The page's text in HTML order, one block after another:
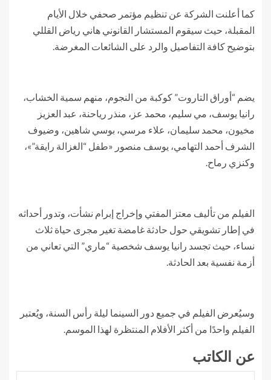
كما أعلنت الشركة عن تنظيم مؤتمر صحفي خلال الأيام
المقبلة، حيث سيقوم المستشار القانوني هاني رياض القللي
بتوضيح كافة التفاصيل والرد على الشائعات المغرضة.
يضم “أوراق التاروت” كوكبة من النجوم، منهم سمية الخشاب،
رانيا يوسف، مي سليم، محمد عز، منذر رياحنة، عبد العزيز
مخيون، محمد سليمان، علاء مرسي، بوسي شاهين، وضيوف
الشرف أحمد التهامي، يوسف منصور «طفل “الغزالة رايقة”»،
وكنزي رماح.
الفيلم من تأليف معتز المفتي وإخراج إبرام نشأت، وتدور أحداثه
في إطار تشويقي حول حادثة غامضة تغير مجرى حياة ثلاث
نساء، حيث تجسد رانيا يوسف شخصية “ماري” التي تعاني من
أزمة نفسية بعد الحادثة.
وسيُعرض الفيلم في جميع دور السينما ليلة رأس السنة، ويُعتبر
الفيلم واحدًا من أكثر الأفلام المنتظرة لهذا الموسم.
عن الكاتب